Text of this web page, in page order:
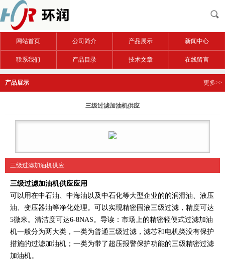
网站首页 公司简介 产品展示 新闻中心
联系我们 产品目录 技术文章 在线留言
产品展示 更多>>
三级过滤加油机供应
三级过滤加油机供应
三级过滤加油机供应应用
可以用在中石油、中海油以及中石化等大型企业的的润滑油、液压
油、变压器油等净化处理。可以实现精密固液三级过滤，精度可达
5微米。清洁度可达6-8NAS。导读：市场上的精密轻便式过滤加油
机一般分为两大类，一类为普通三级过滤，滤芯和电机类没有保护
措施的过滤加油机；一类为带了超压报警保护功能的三级精密过滤
加油机。